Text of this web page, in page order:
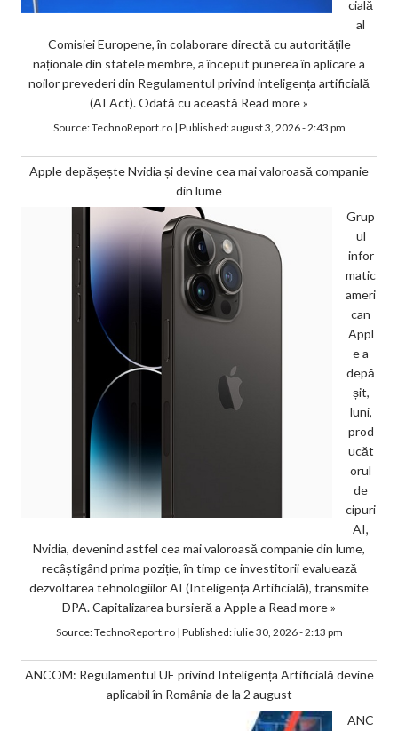
cială
al
Comisiei Europene, în colaborare directă cu autoritățile
naționale din statele membre, a început punerea în aplicare a
noilor prevederi din Regulamentul privind inteligența artificială
(AI Act). Odată cu această Read more »
Source:TechnoReport.ro| Published:august 3, 2026 - 2:43 pm
Apple depășește Nvidia și devine cea mai valoroasă companie
din lume
Grup
ul
infor
matic
ameri
can
Appl
e a
depă
șit,
luni,
prod
ucăt
orul
de
cipuri
AI,
Nvidia, devenind astfel cea mai valoroasă companie din lume,
recâștigând prima poziție, în timp ce investitorii evaluează
dezvoltarea tehnologiilor AI (Inteligența Artificială), transmite
DPA. Capitalizarea bursieră a Apple a Read more »
Source:TechnoReport.ro| Published:iulie 30, 2026 - 2:13 pm
ANCOM: Regulamentul UE privind Inteligența Artificială devine
aplicabil în România de la 2 august
ANC